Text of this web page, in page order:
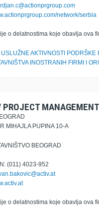
network/serbia
o delatnostima koje obavlja ova
AKTIVNOSTI PODRŠKE
INOSTRANIH FIRMI I
MIHAJLA PUPINA 10-A
BEOGRAD
(011) 4023-952
o delatnostima koje obavlja ova